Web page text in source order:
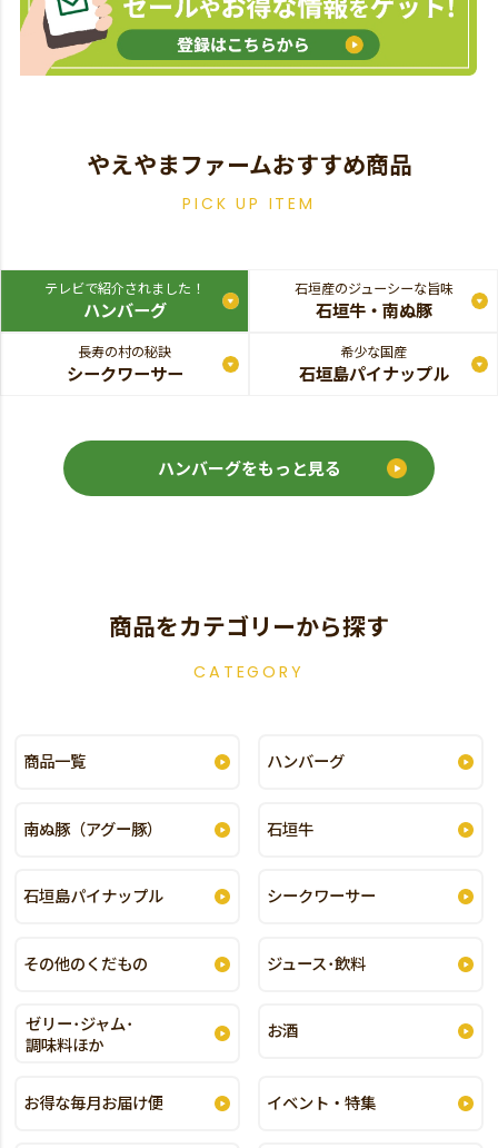
やえやまファームおすすめ商品
PICK UP ITEM
テレビで紹介されました！
ハンバーグ
石垣産のジューシーな旨味
石垣牛・南ぬ豚
長寿の村の秘訣
シークワーサー
希少な国産
石垣島パイナップル
ハンバーグをもっと見る
商品をカテゴリーから探す
CATEGORY
商品一覧 ハンバーグ
南ぬ豚（アグー豚） 石垣牛
石垣島パイナップル シークワーサー
その他のくだもの ジュース･飲料
ゼリー･ジャム･
調味料ほか
お酒
お得な毎月お届け便 イベント・特集